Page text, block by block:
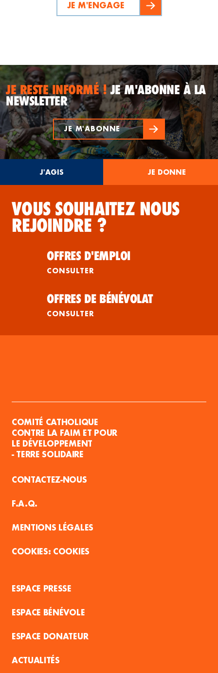
JE M'ENGAGE
JE RESTE INFORMÉ !JE M'ABONNE À LA
NEWSLETTER
JE M'ABONNE
J'AGIS JE DONNE
VOUS SOUHAITEZ NOUS
REJOINDRE ?
OFFRES D'EMPLOI
CONSULTER
OFFRES DE BÉNÉVOLAT
CONSULTER
COMITÉ CATHOLIQUE
CONTRE LA FAIM ET POUR
LE DÉVELOPPEMENT
- TERRE SOLIDAIRE
CONTACTEZ-NOUS
F.A.Q.
MENTIONS LÉGALES
COOKIES
ESPACE PRESSE
ESPACE BÉNÉVOLE
ESPACE DONATEUR
ACTUALITÉS